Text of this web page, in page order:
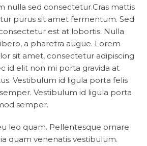
nulla sed consectetur.Cras mattis
purus sit amet fermentum. Sed
est at lobortis. Nulla
a pharetra augue. Lorem
sit amet, consectetur adipiscing
id elit non mi porta gravida at
Vestibulum id ligula porta felis
Vestibulum id ligula porta
semper.
leo quam. Pellentesque ornare
quam venenatis vestibulum.